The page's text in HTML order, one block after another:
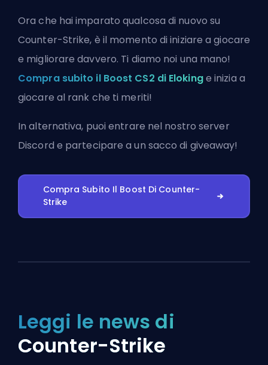
Ora che hai imparato qualcosa di nuovo su
Counter-Strike, è il momento di iniziare a giocare
e migliorare davvero. Ti diamo noi una mano!
Compra subito il Boost CS2 di Elokinge inizia a
giocare al rank che ti meriti!
In alternativa, puoientrare nel nostro server
Discord e partecipare a un sacco di giveaway!
Compra Subito Il Boost Di Counter-
Strike
Leggi le news di
Counter-Strike